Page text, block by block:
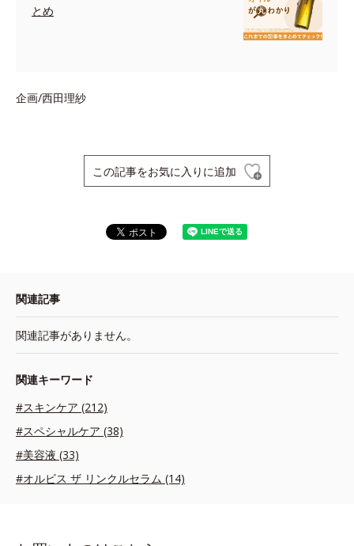
とめ
企画/西田理紗
この記事をお気に入りに追加
関連記事
関連記事がありません。
関連キーワード
#スキンケア (212)
#スペシャルケア (38)
#美容液 (33)
#オルビス ザ リンクルセラム (14)